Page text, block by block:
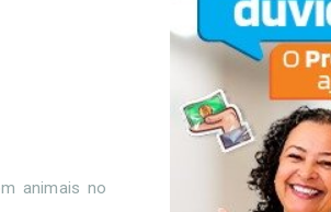
animais no